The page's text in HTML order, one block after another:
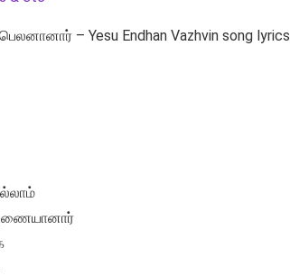
– Yesu Endhan Vazhvin song lyrics